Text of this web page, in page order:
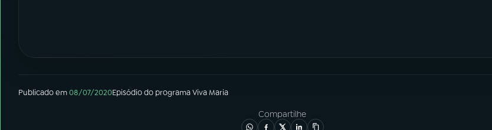
Publicado em08/07/2020Episódiodo programaViva Maria
Compartilhe